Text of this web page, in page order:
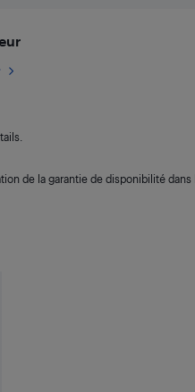
de la garantie de disponibilité